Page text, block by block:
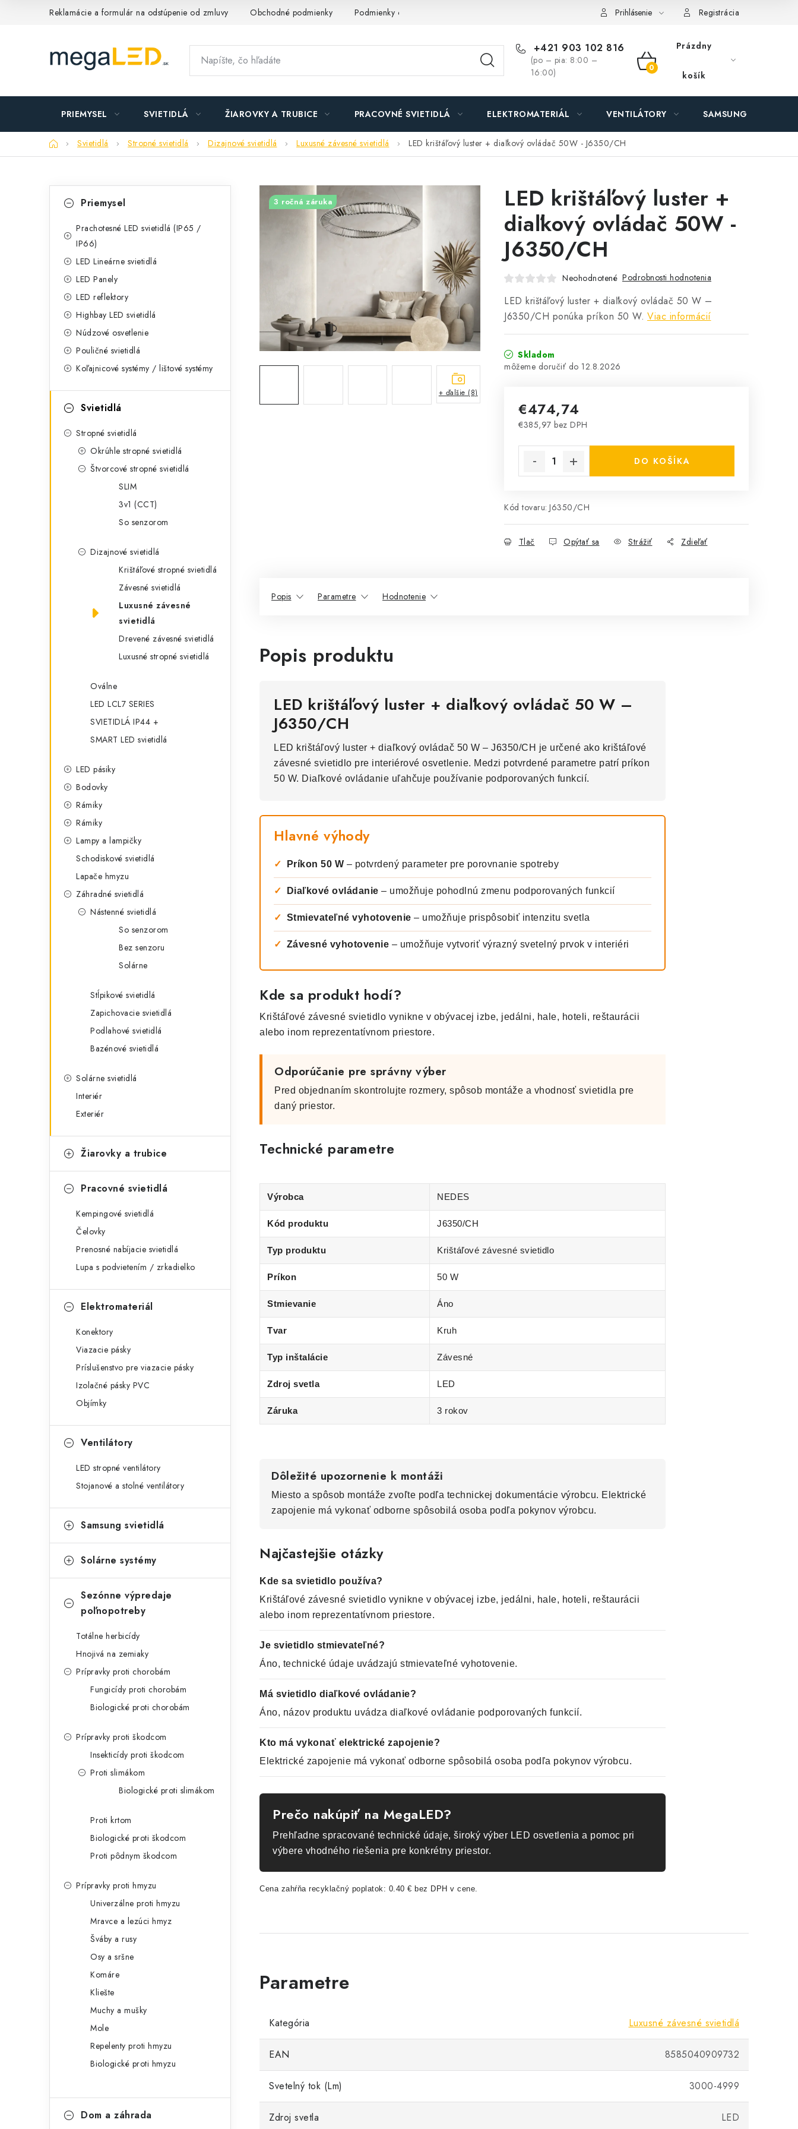
Reklamácie a formulár na odstúpenie od zmluvy Obchodné podmienky Podmienky ochrany osobných údajov O nás - MEGALED & JANTON Zákamenné Zľavy pre profíkov
Prihlásenie Registrácia
+421 903 102 816
(po – pia: 8:00 –
16:00)
NÁKUPNÝ
KOŠÍK
Prázdny
košík
PRIEMYSEL SVIETIDLÁ ŽIAROVKY A TRUBICE PRACOVNÉ SVIETIDLÁ ELEKTROMATERIÁL VENTILÁTORY SAMSUNG SVIETIDLÁ
DomovSvietidlá Stropné svietidlá Dizajnové svietidlá Luxusné závesné svietidlá LED krištáľový luster + diaľkový ovládač 50W - J6350/CH
l
kategóriePriemysel
Prachotesné LED svietidlá (IP65 /
IP66)
LED Lineárne svietidlá
LED Panely
LED reflektory
Highbay LED svietidlá
Núdzové osvetlenie
Pouličné svietidlá
Koľajnicové systémy / lištové systémy
Svietidlá
Stropné svietidlá
Okrúhle stropné svietidlá
Štvorcové stropné svietidlá
SLIM
3v1 (CCT)
So senzorom
Dizajnové svietidlá
Krištáľové stropné svietidlá
Závesné svietidlá
Luxusné závesné
svietidlá
Drevené závesné svietidlá
Luxusné stropné svietidlá
Oválne
LED LCL7 SERIES
SVIETIDLÁ IP44 +
SMART LED svietidlá
LED pásiky
Bodovky
Rámiky
Rámiky
Lampy a lampičky
Schodiskové svietidlá
Lapače hmyzu
Záhradné svietidlá
Nástenné svietidlá
So senzorom
Bez senzoru
Solárne
Stĺpikové svietidlá
Zapichovacie svietidlá
Podlahové svietidlá
Bazénové svietidlá
Solárne svietidlá
Interiér
Exteriér
Žiarovky a trubice
Pracovné svietidlá
Kempingové svietidlá
Čelovky
Prenosné nabíjacie svietidlá
Lupa s podvietením / zrkadielko
Elektromateriál
Konektory
Viazacie pásky
Príslušenstvo pre viazacie pásky
Izolačné pásky PVC
Objímky
Ventilátory
LED stropné ventilátory
Stojanové a stolné ventilátory
Samsung svietidlá
Solárne systémy
Sezónne výpredaje
poľnopotreby
Totálne herbicídy
Hnojivá na zemiaky
Prípravky proti chorobám
Fungicídy proti chorobám
Biologické proti chorobám
Prípravky proti škodcom
Insekticídy proti škodcom
Proti slimákom
Biologické proti slimákom
Proti krtom
Biologické proti škodcom
Proti pôdnym škodcom
Prípravky proti hmyzu
Univerzálne proti hmyzu
Mravce a lezúci hmyz
Šváby a rusy
Osy a sršne
Komáre
Kliešte
Muchy a mušky
Mole
Repelenty proti hmyzu
Biologické proti hmyzu
Dom a záhrada
LED krištáľový luster +
diaľkový ovládač 50W -
J6350/CH
Neohodnotené Podrobnosti hodnotenia
LED krištáľový luster + diaľkový ovládač 50 W –
J6350/CH ponúka príkon 50 W. Viac informácií
Skladom
12.8.2026
€474,74
€385,97 bez DPH
DO KOŠÍKA
Kód tovaru: J6350/CH
Tlač Opýtať sa Strážiť Zdieľať
3 ročná záruka
+ ďalšie (8)
Popis Parametre Hodnotenie
Popis produktu
LED krištáľový luster + diaľkový ovládač 50 W –
J6350/CH
LED krištáľový luster + diaľkový ovládač 50 W – J6350/CH je určené ako krištáľové
závesné svietidlo pre interiérové osvetlenie. Medzi potvrdené parametre patrí príkon
50 W. Diaľkové ovládanie uľahčuje používanie podporovaných funkcií.
Hlavné výhody
✓ Príkon 50 W – potvrdený parameter pre porovnanie spotreby
✓ Diaľkové ovládanie – umožňuje pohodlnú zmenu podporovaných funkcií
✓ Stmievateľné vyhotovenie – umožňuje prispôsobiť intenzitu svetla
✓ Závesné vyhotovenie – umožňuje vytvoriť výrazný svetelný prvok v interiéri
Kde sa produkt hodí?
Krištáľové závesné svietidlo vynikne v obývacej izbe, jedálni, hale, hoteli, reštaurácii
alebo inom reprezentatívnom priestore.
Odporúčanie pre správny výber
Pred objednaním skontrolujte rozmery, spôsob montáže a vhodnosť svietidla pre
daný priestor.
Technické parametre
Výrobca NEDES
Kód produktu J6350/CH
Typ produktu Krištáľové závesné svietidlo
Príkon 50 W
Stmievanie Áno
Tvar Kruh
Typ inštalácie Závesné
Zdroj svetla LED
Záruka 3 rokov
Dôležité upozornenie k montáži
Miesto a spôsob montáže zvoľte podľa technickej dokumentácie výrobcu. Elektrické
zapojenie má vykonať odborne spôsobilá osoba podľa pokynov výrobcu.
Najčastejšie otázky
Kde sa svietidlo používa?
Krištáľové závesné svietidlo vynikne v obývacej izbe, jedálni, hale, hoteli, reštaurácii
alebo inom reprezentatívnom priestore.
Je svietidlo stmievateľné?
Áno, technické údaje uvádzajú stmievateľné vyhotovenie.
Má svietidlo diaľkové ovládanie?
Áno, názov produktu uvádza diaľkové ovládanie podporovaných funkcií.
Kto má vykonať elektrické zapojenie?
Elektrické zapojenie má vykonať odborne spôsobilá osoba podľa pokynov výrobcu.
Prečo nakúpiť na MegaLED?
Prehľadne spracované technické údaje, široký výber LED osvetlenia a pomoc pri
výbere vhodného riešenia pre konkrétny priestor.
Cena zahŕňa recyklačný poplatok: 0.40 € bez DPH v cene.
Kategória Luxusné závesné svietidlá
EAN 8585040909732
Svetelný tok (Lm) 3000-4999
Zdroj svetla LED